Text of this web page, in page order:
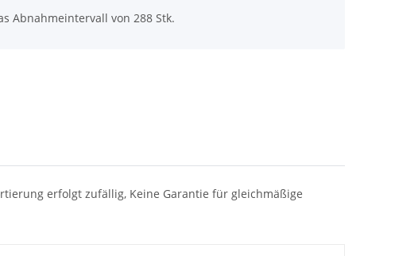
Abnahmeintervall von 288 Stk.
erfolgt zufällig, Keine Garantie für gleichmäßige